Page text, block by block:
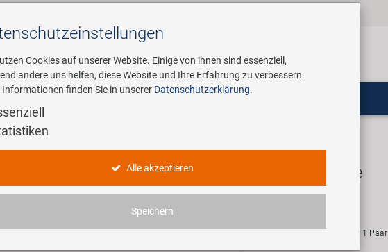
Suchen
115 Fahrradgriffe
Unverbindliche Preisempfehlung für 1 Paar
Cookies auf unserer Website. Einige von ihnen sind essenziell,
andere uns helfen, diese Website und Ihre Erfahrung zu verbessern.
Informationen finden Sie in unserer Datenschutzerklärung.
Alle akzeptieren
Speichern